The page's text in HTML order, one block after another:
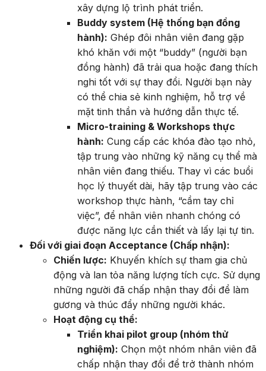
xây dựng lộ trình phát triển.
Buddy system (Hệ thống bạn đồng
hành): Ghép đôi nhân viên đang gặp
khó khăn với một “buddy” (người bạn
đồng hành) đã trải qua hoặc đang thích
nghi tốt với sự thay đổi. Người bạn này
có thể chia sẻ kinh nghiệm, hỗ trợ về
mặt tinh thần và hướng dẫn thực tế.
Micro-training & Workshops thực
hành: Cung cấp các khóa đào tạo nhỏ,
tập trung vào những kỹ năng cụ thể mà
nhân viên đang thiếu. Thay vì các buổi
học lý thuyết dài, hãy tập trung vào các
workshop thực hành, “cầm tay chỉ
việc”, để nhân viên nhanh chóng có
được năng lực cần thiết và lấy lại tự tin.
Đối với giai đoạn Acceptance (Chấp nhận):
Chiến lược: Khuyến khích sự tham gia chủ
động và lan tỏa năng lượng tích cực. Sử dụng
những người đã chấp nhận thay đổi để làm
gương và thúc đẩy những người khác.
Hoạt động cụ thể:
Triển khai pilot group (nhóm thử
nghiệm): Chọn một nhóm nhân viên đã
chấp nhận thay đổi để trở thành nhóm